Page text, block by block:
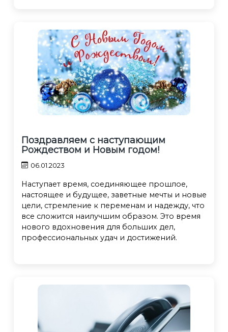
Поздравляем с наступающим
Рождеством и Новым годом!
06.01.2023
Наступает время, соединяющее прошлое,
настоящее и будущее, заветные мечты и новые
цели, стремление к переменам и надежду, что
все сложится наилучшим образом. Это время
нового вдохновения для больших дел,
профессиональных удач и достижений.